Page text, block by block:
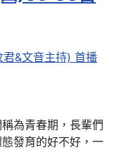
君&文音主持) 首播
為青春期，長輩們
發育的好不好，一